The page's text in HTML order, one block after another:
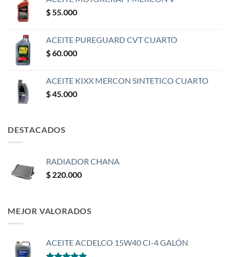
$55.000
ACEITE PUREGUARD CVT CUARTO
$60.000
ACEITE KIXX MERCON SINTETICO CUARTO
$45.000
DESTACADOS
RADIADOR CHANA
$ 220.000
MEJOR VALORADOS
ACEITE ACDELCO 15W40 CI-4 GALÓN